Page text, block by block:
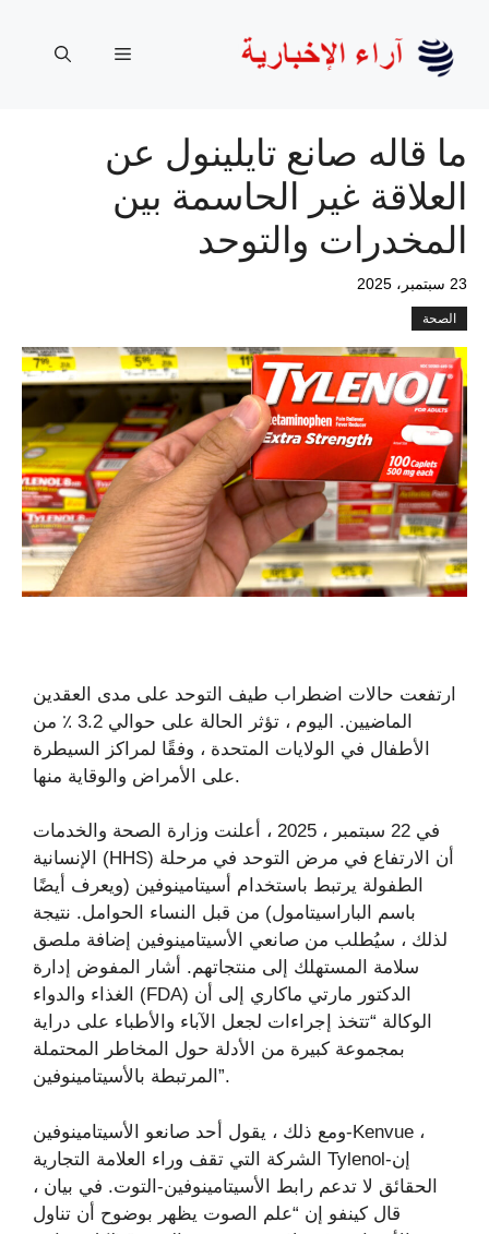
المحتوى
القائمة
ما قاله صانع تايلينول عن
العلاقة غير الحاسمة بين
المخدرات والتوحد
23 سبتمبر، 2025
الصحة
ارتفعت حالات اضطراب طيف التوحد على مدى العقدين
الماضيين. اليوم ، تؤثر الحالة على حوالي 3.2 ٪ من
الأطفال في الولايات المتحدة ، وفقًا لمراكز السيطرة
على الأمراض والوقاية منها.
في 22 سبتمبر ، 2025 ، أعلنت وزارة الصحة والخدمات
الإنسانية (HHS) أن الارتفاع في مرض التوحد في مرحلة
الطفولة يرتبط باستخدام أسيتامينوفين (ويعرف أيضًا
باسم الباراسيتامول) من قبل النساء الحوامل. نتيجة
لذلك ، سيُطلب من صانعي الأسيتامينوفين إضافة ملصق
سلامة المستهلك إلى منتجاتهم. أشار المفوض إدارة
الغذاء والدواء (FDA) الدكتور مارتي ماكاري إلى أن
الوكالة “تتخذ إجراءات لجعل الآباء والأطباء على دراية
بمجموعة كبيرة من الأدلة حول المخاطر المحتملة
المرتبطة بالأسيتامينوفين”.
ومع ذلك ، يقول أحد صانعو الأسيتامينوفين-Kenvue ،
الشركة التي تقف وراء العلامة التجارية Tylenol-إن
الحقائق لا تدعم رابط الأسيتامينوفين-التوت. في بيان ،
قال كينفو إن “علم الصوت يظهر بوضوح أن تناول